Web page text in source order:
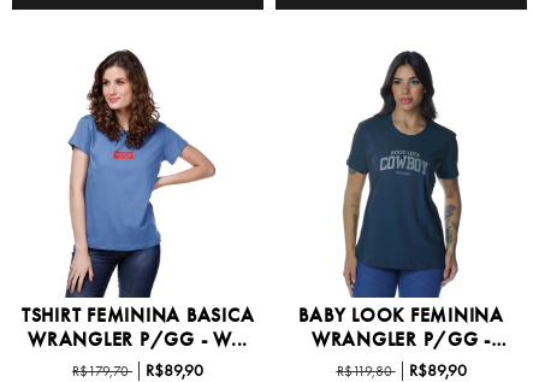
TSHIRT FEMININA BASICA
WRANGLER P/GG - W...
R$179,70 R$89,90
BABY LOOK FEMININA
WRANGLER P/GG -
WF575...
R$119,80 R$89,90